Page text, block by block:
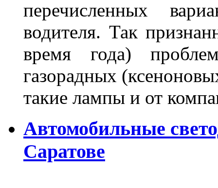
перечисленных
водителя. Так
время года)
газорадных
такие лампы и от
Автомобильные
Саратове